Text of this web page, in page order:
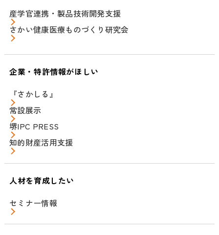
産学官連携・製品技術開発支援
さかい健康医療ものづくり研究会
企業・特許情報がほしい
『さかしる』
常設展示
堺IPC PRESS
知的財産活用支援
人材を育成したい
セミナー情報